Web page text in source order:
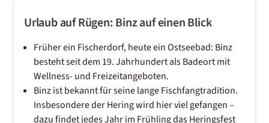
Urlaub auf Rügen: Binz auf einen Blick
Früher ein Fischerdorf, heute ein Ostseebad: Binz
besteht seit dem 19. Jahrhundert als Badeort mit
Wellness- und Freizeitangeboten.
Binz ist bekannt für seine lange Fischfangtradition.
Insbesondere der Hering wird hier viel gefangen –
dazu findet jedes Jahr im Frühling das Heringsfest